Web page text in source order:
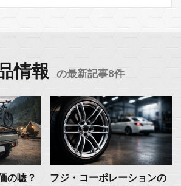
情報 の最新記事8件
の嘘？
フジ・コーポレーションの